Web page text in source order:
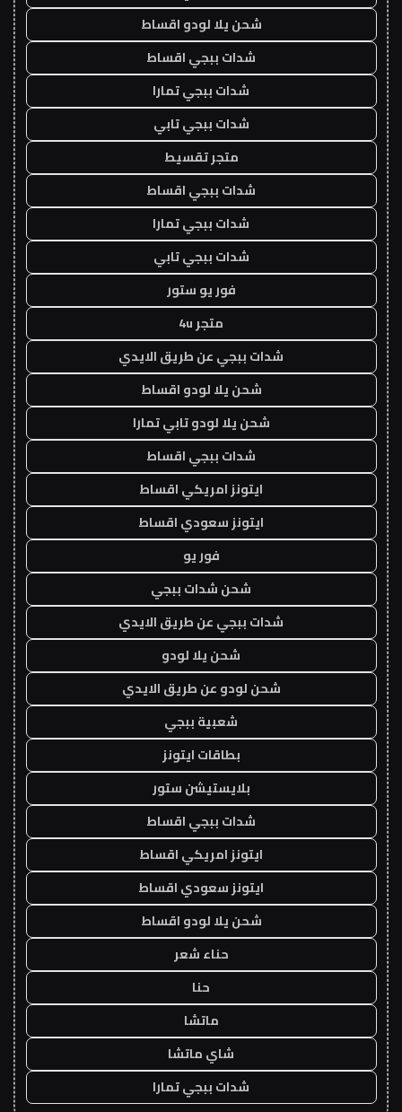
شحن يلا لودو اقساط
شدات ببجي اقساط
شدات ببجي تمارا
شدات ببجي تابي
متجر تقسيط
شدات ببجي اقساط
شدات ببجي تمارا
شدات ببجي تابي
فور يو ستور
متجر 4u
شدات ببجي عن طريق الايدي
شحن يلا لودو اقساط
شحن يلا لودو تابي تمارا
شدات ببجي اقساط
ايتونز امريكي اقساط
ايتونز سعودي اقساط
فور يو
شحن شدات ببجي
شدات ببجي عن طريق الايدي
شحن يلا لودو
شحن لودو عن طريق الايدي
شعبية ببجي
بطاقات ايتونز
بلايستيشن ستور
شدات ببجي اقساط
ايتونز امريكي اقساط
ايتونز سعودي اقساط
شحن يلا لودو اقساط
حناء شعر
حنا
ماتشا
شاي ماتشا
شدات ببجي تمارا